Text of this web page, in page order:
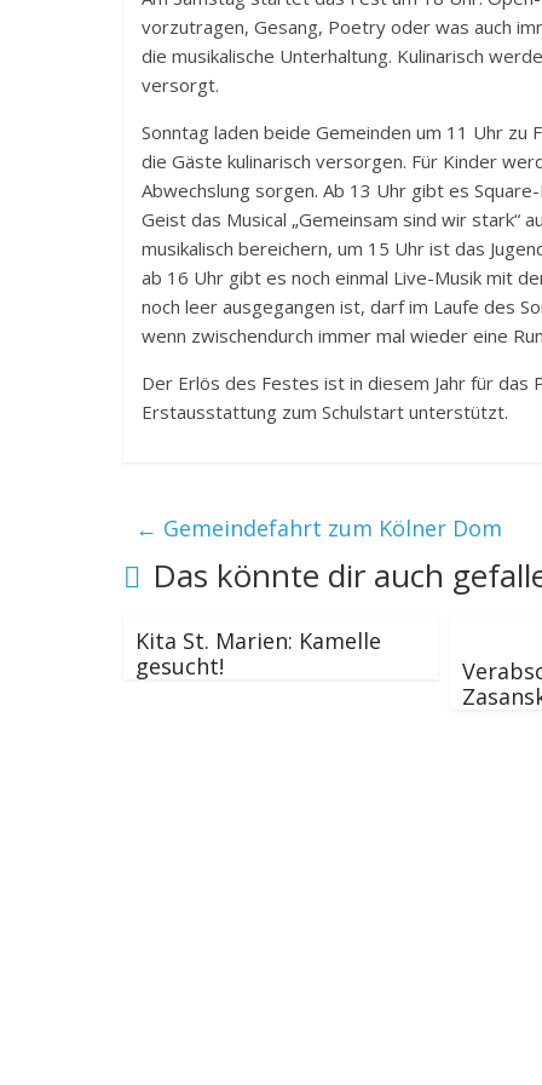
vorzutragen, Gesang, Poetry oder was auch
die musikalische Unterhaltung. Kulinarisch
versorgt.
Sonntag laden beide Gemeinden um 11 Uhr zu
die Gäste kulinarisch versorgen. Für Kinder
Abwechslung sorgen. Ab 13 Uhr gibt es
Geist das Musical „Gemeinsam sind wir stark“
musikalisch bereichern, um 15 Uhr ist das
ab 16 Uhr gibt es noch einmal Live-Musik mit
noch leer ausgegangen ist, darf im Laufe des
wenn zwischendurch immer mal wieder eine
Der Erlös des Festes ist in diesem Jahr für das
Erstausstattung zum Schulstart unterstützt.
← Gemeindefahrt zum Kölner Dom
Das könnte dir auch
Kita St. Marien: Kamelle
gesucht!